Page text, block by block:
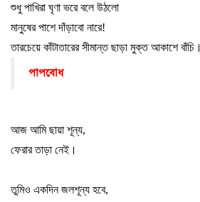
শুধু পাখিরা ঘৃণা ভরে বলে উঠলো
মানুষের পাশে দাঁড়াবো নারে!
তারচেয়ে কাঁটাতারের সীমান্ত ছাড়া মুক্ত আকাশে বাঁচি ।
পাপবোধ
আজ আমি ছায়া শূন্য,
ফেরার তাড়া নেই ।
তুমিও একদিন জলশূন্য হবে,